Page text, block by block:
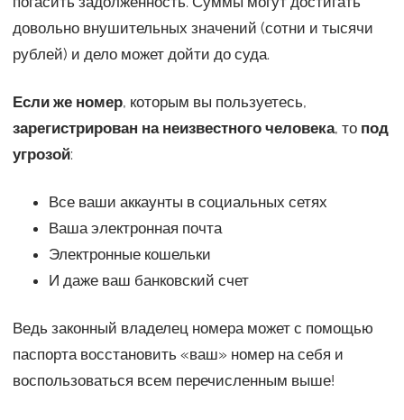
довольно внушительных значений (сотни и тысячи
рублей) и дело может дойти до суда.
Если же номер, которым вы пользуетесь,
зарегистрирован на неизвестного человека, то под
угрозой:
Все ваши аккаунты в социальных сетях
Ваша электронная почта
Электронные кошельки
И даже ваш банковский счет
Ведь законный владелец номера может с помощью
паспорта восстановить «ваш» номер на себя и
воспользоваться всем перечисленным выше!